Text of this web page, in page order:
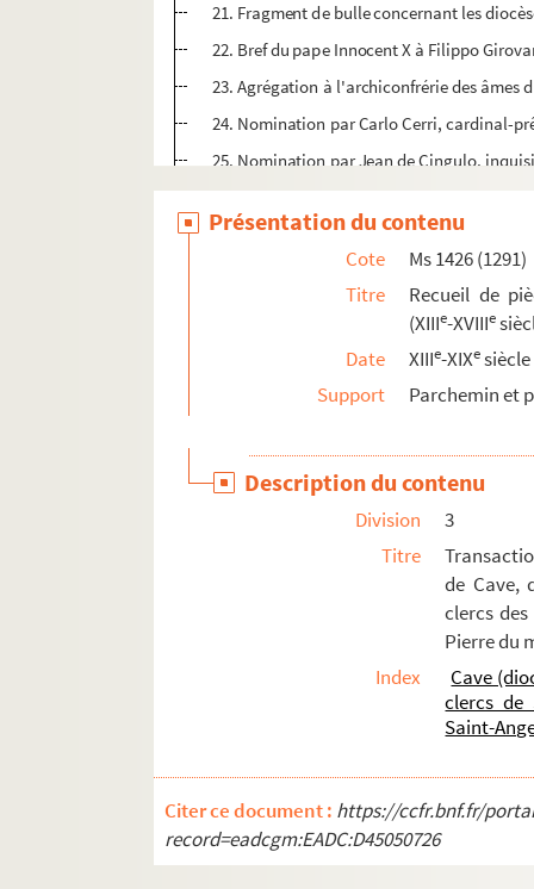
21. Fragment de bulle concernant les
22. Bref du pape Innocent X à Filippo
23. Agrégation à l'archiconfrérie des âmes
24. Nomination par Carlo Cerri, cardinal-
25. Nomination par Jean de Cingulo,
26. Provision d'une des six chapellenies
27. Diplôme de docteur en droit de Milan
28. Reconnaissance de reliques par
29-30. Certificats donnés à Antonio
32-34. Pièces d'un procès entre les
36-37. Bulles relatives à des pensions
38-47. Mandements, créations de notaires
48. Diplôme de citoyen de la ville d'Aglar
49-54. Pièces de compte provenant du
55. Attestation de l'érection d'un chemin
56. Attestation du Ministère des finances,
57. Reconnaissance de reliques par
58. à 64. Dispenses de mariage pour
Ms 1433 (1298). Antonii Andreae
Ms 1434 (1299). Bartholomaei de Sancto
Présentation du contenu
Cote
Ms 1426 (1291)
Titre
Recueil de
(XIIIe-XVIIIe
Date
XIIIe-XIXesiècle
Support
Parchemin et
Description du contenu
Division
3
Titre
de Cave,
clercs
Pierre du
Index
Cave
clercs de
Saint-
Citer ce document : https://ccfr.bnf.fr/
record=eadcgm:EADC:D45050726